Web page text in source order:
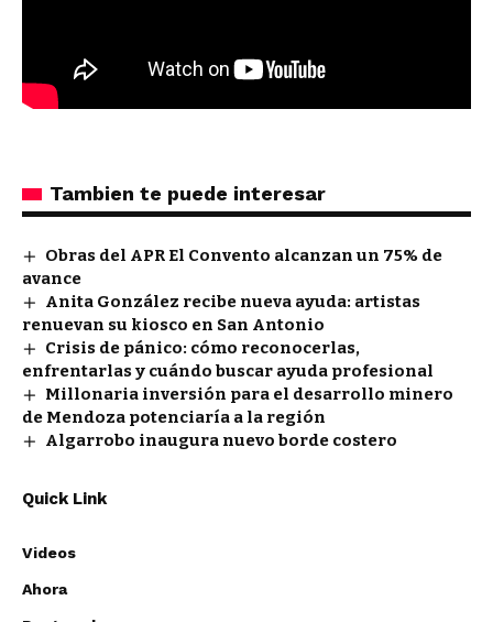
Tambien te puede interesar
Obras del APR El Convento alcanzan un 75% de
avance
Anita González recibe nueva ayuda: artistas
renuevan su kiosco en San Antonio
Crisis de pánico: cómo reconocerlas,
enfrentarlas y cuándo buscar ayuda profesional
Millonaria inversión para el desarrollo minero
de Mendoza potenciaría a la región
Algarrobo inaugura nuevo borde costero
Quick Link
Videos
Ahora